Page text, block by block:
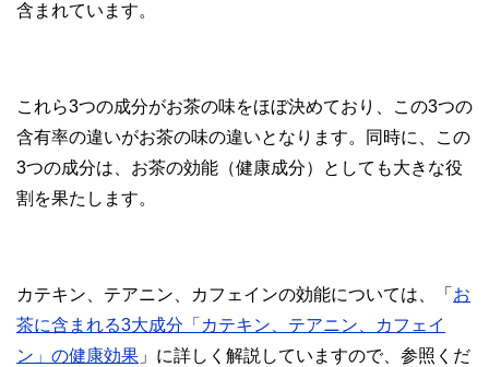
含まれています。
これら3つの成分がお茶の味をほぼ決めており、この3つの
含有率の違いがお茶の味の違いとなります。同時に、この
3つの成分は、お茶の効能（健康成分）としても大きな役
割を果たします。
カテキン、テアニン、カフェインの効能については、「 お
茶に含まれる3大成分「カテキン、テアニン、カフェイ
ン」の健康効果 」に詳しく解説していますので、参照くだ